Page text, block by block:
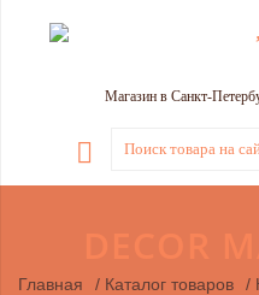
Магазин в Санкт-
Главная / Каталог товаров /